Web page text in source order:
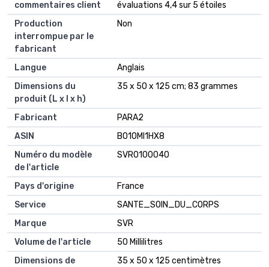
commentaires client
évaluations 4,4 sur 5 étoiles
Production
interrompue par le
fabricant
Non
Langue
Anglais
Dimensions du
produit (L x l x h)
35 x 50 x 125 cm; 83 grammes
Fabricant
PARA2
ASIN
B010MI1HX8
Numéro du modèle
de l'article
SVR0100040
Pays d'origine
France
Service
SANTE_SOIN_DU_CORPS
Marque
SVR
Volume de l'article
50 Millilitres
Dimensions de
35 x 50 x 125 centimètres